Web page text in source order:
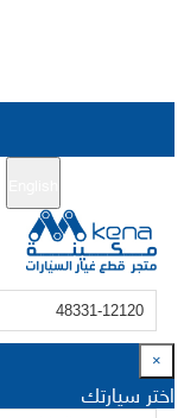
×
اختر سيارتك